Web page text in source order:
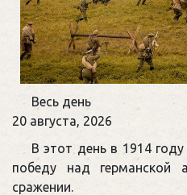
Памятная
дата
истории
России
Весь день
20 августа, 2026
В этот день в 1914
победу над германской
сражении.